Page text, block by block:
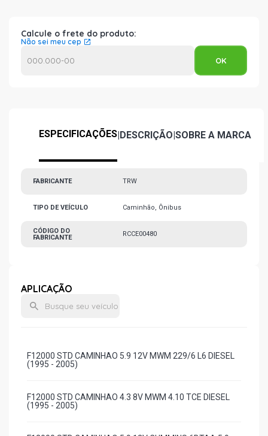
Calcule o frete do produto:
Não sei meu cep
ESPECIFICAÇÕES|DESCRIÇÃO|SOBRE A MARCA
FABRICANTE TRW
TIPO DE VEÍCULO Caminhão, Ônibus
CÓDIGO DO
FABRICANTE
RCCE00480
APLICAÇÃO
F12000 STD CAMINHAO 5.9 12V MWM 229/6 L6 DIESEL
(1995 - 2005)
F12000 STD CAMINHAO 4.3 8V MWM 4.10 TCE DIESEL
(1995 - 2005)